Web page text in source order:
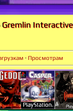
Gremlin Interactive
· Просмотрам